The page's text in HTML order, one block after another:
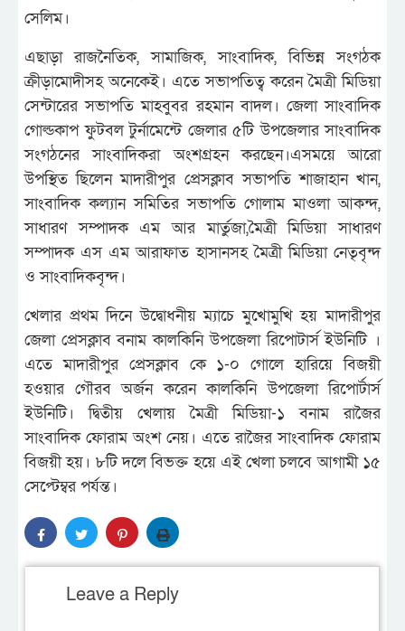
সেলিম।
এছাড়া রাজনৈতিক, সামাজিক, সাংবাদিক, বিভিন্ন সংগঠক
ক্রীড়ামোদীসহ অনেকেই। এতে সভাপতিত্ব করেন মৈত্রী মিডিয়া
সেন্টারের সভাপতি মাহবুবর রহমান বাদল। জেলা সাংবাদিক
গোল্ডকাপ ফুটবল টুর্নামেন্টে জেলার ৫টি উপজেলার সাংবাদিক
সংগঠনের সাংবাদিকরা অংশগ্রহন করছেন।এসময়ে আরো
উপস্থিত ছিলেন মাদারীপুর প্রেসক্লাব সভাপতি শাজাহান খান,
সাংবাদিক কল্যান সমিতির সভাপতি গোলাম মাওলা আকন্দ,
সাধারণ সম্পাদক এম আর মার্তুজা,মৈত্রী মিডিয়া সাধারণ
সম্পাদক এস এম আরাফাত হাসানসহ মৈত্রী মিডিয়া নেতৃবৃন্দ
ও সাংবাদিকবৃন্দ।
খেলার প্রথম দিনে উদ্বোধনীয় ম্যাচে মুখোমুখি হয় মাদারীপুর
জেলা প্রেসক্লাব বনাম কালকিনি উপজেলা রিপোটার্স ইউনিটি ।
এতে মাদারীপুর প্রেসক্লাব কে ১-০ গোলে হারিয়ে বিজয়ী
হওয়ার গৌরব অর্জন করেন কালকিনি উপজেলা রিপোর্টার্স
ইউনিটি। দ্বিতীয় খেলায় মৈত্রী মিডিয়া-১ বনাম রাজৈর
সাংবাদিক ফোরাম অংশ নেয়। এতে রাজৈর সাংবাদিক ফোরাম
বিজয়ী হয়। ৮টি দলে বিভক্ত হয়ে এই খেলা চলবে আগামী ১৫
সেপ্টেম্বর পর্যন্ত।
Leave a Reply